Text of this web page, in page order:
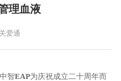
理血液
爱通
智EAP为庆祝成立二十周年而